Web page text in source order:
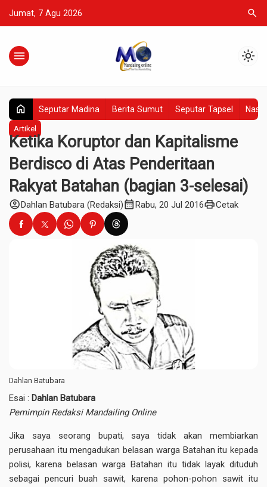
Jumat, 7 Agu 2026 search
menu light_mode
home Seputar Madina Berita Sumut Seputar Tapsel
Artikel
Ketika Koruptor dan Kapitalisme
Berdisco di Atas Penderitaan
Rakyat Batahan (bagian 3-selesai)
account_circleDahlan Batubara (Redaksi)calendar_monthRabu, 20 Jul 2016printCetak
Dahlan Batubara
Esai : Dahlan Batubara
Pemimpin Redaksi Mandailing Online
Jika saya seorang bupati, saya tidak akan membiarkan
perusahaan itu mengadukan belasan warga Batahan itu kepada
polisi, karena belasan warga Batahan itu tidak layak dituduh
sebagai pencuri buah sawit, karena pohon-pohon sawit itu